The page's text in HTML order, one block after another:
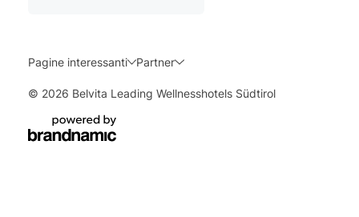
Pagine interessanti Partner
© 2026 Belvita Leading Wellnesshotels Südtirol